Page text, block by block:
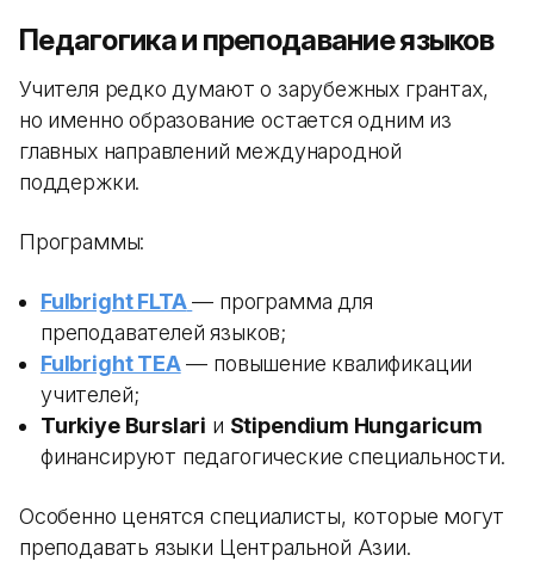
Педагогика и преподавание языков
Учителя редко думают о зарубежных грантах,
но именно образование остается одним из
главных направлений международной
поддержки.
Программы:
Fulbright FLTA — программа для
преподавателей языков;
Fulbright TEA— повышение квалификации
учителей;
Turkiye Burslari и Stipendium Hungaricum
финансируют педагогические специальности.
Особенно ценятся специалисты, которые могут
преподавать языки Центральной Азии.